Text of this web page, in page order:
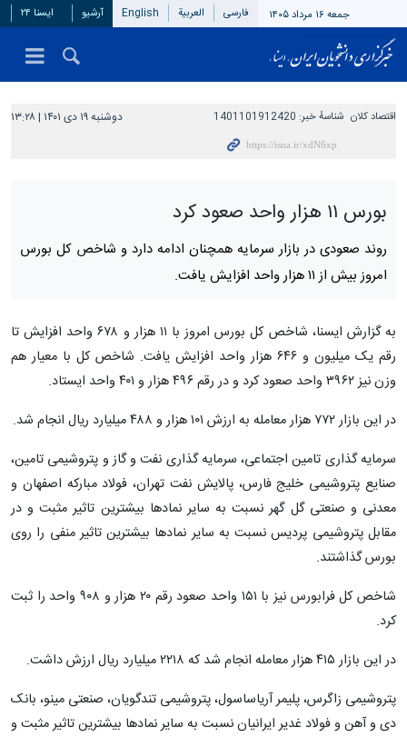
جمعه ۱۶ مرداد ۱۴۰۵ فارسی العربیة English آرشیو ایسنا ۲۴
اقتصاد کلان شناسهٔ خبر: 1401101912420 دوشنبه ۱۹ دی ۱۴۰۱ | ۱۳:۲۸
بورس ۱۱ هزار واحد صعود کرد
روند صعودی در بازار سرمایه همچنان ادامه دارد و شاخص کل بورس
امروز بیش از ۱۱ هزار واحد افزایش یافت.
به گزارش ایسنا، شاخص کل بورس امروز با ۱۱ هزار و ۶۷۸ واحد افزایش تا
رقم یک میلیون و ۶۴۶ هزار واحد افزایش یافت. شاخص کل با معیار هم
وزن نیز ۳۹۶۲ واحد صعود کرد و در رقم ۴۹۶ هزار و ۴۰۱ واحد ایستاد.
در این بازار ۷۷۲ هزار معامله به ارزش ۱۰۱ هزار و ۴۸۸ میلیارد ریال انجام شد.
سرمایه گذاری تامین اجتماعی، سرمایه گذاری نفت و گاز و پتروشیمی تامین،
صنایع پتروشیمی خلیج فارس، پالایش نفت تهران، فولاد مبارکه اصفهان و
معدنی و صنعتی گل گهر نسبت به سایر نمادها بیشترین تاثیر مثبت و در
مقابل پتروشیمی پردیس نسبت به سایر نمادها بیشترین تاثیر منفی را روی
بورس گذاشتند.
شاخص کل فرابورس نیز با ۱۵۱ واحد صعود رقم ۲۰ هزار و ۹۰۸ واحد را ثبت
کرد.
در این بازار ۴۱۵ هزار معامله انجام شد که ۲۲۱۸ میلیارد ریال ارزش داشت.
پتروشیمی زاگرس، پلیمر آریاساسول، پتروشیمی تندگویان، صنعتی مینو، بانک
دی و آهن و فولاد غدیر ایرانیان نسبت به سایر نمادها بیشترین تاثیر مثبت و